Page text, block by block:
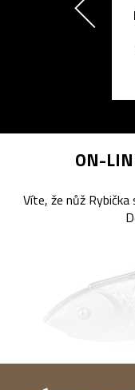
ON-
Víte, že nůž